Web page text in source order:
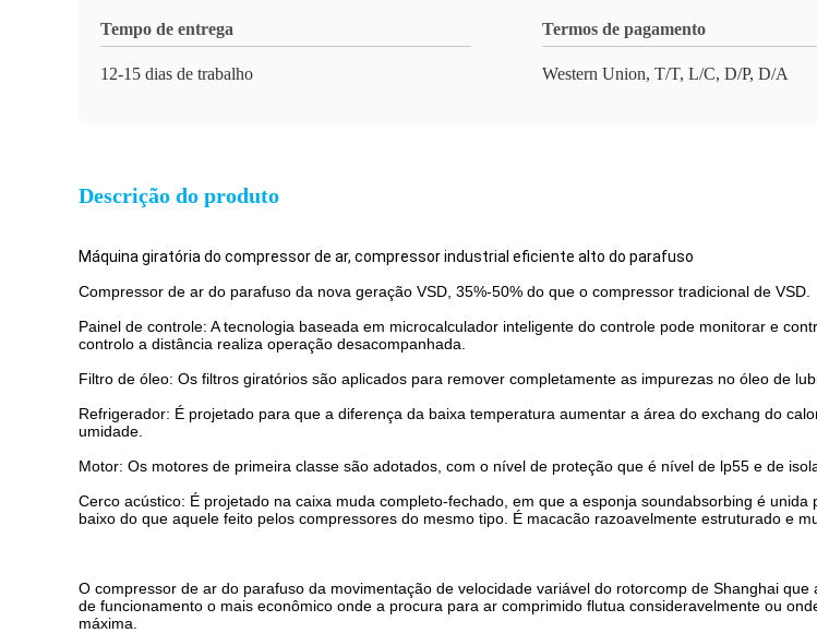
Tempo de entrega
12-15 dias de trabalho
Termos de pagamento
Western Union, T/T, L/C, D/P, D/A
Descrição do produto
Máquina giratória do compressor de ar, compressor industrial eficiente alto do parafuso
Compressor de ar do parafuso da nova geração VSD, 35%-50% do que o compressor tradicional de VSD.
Painel de controle: A tecnologia baseada em microcalculador inteligente do controle pode monitorar e
controlo a distância realiza operação desacompanhada.
Filtro de óleo: Os filtros giratórios são aplicados para remover completamente as impurezas no óleo de
Refrigerador: É projetado para que a diferença da baixa temperatura aumentar a área do exchang do
umidade.
Motor: Os motores de primeira classe são adotados, com o nível de proteção que é nível de lp55 e de
Cerco acústico: É projetado na caixa muda completo-fechado, em que a esponja soundabsorbing é
baixo do que aquele feito pelos compressores do mesmo tipo. É macacão razoavelmente estruturado e
O compressor de ar do parafuso da movimentação de velocidade variável do rotorcomp de Shanghai
de funcionamento o mais econômico onde a procura para ar comprimido flutua consideravelmente ou
máxima.